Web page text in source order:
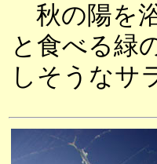
秋の陽を
と食べる緑
しそうなサ